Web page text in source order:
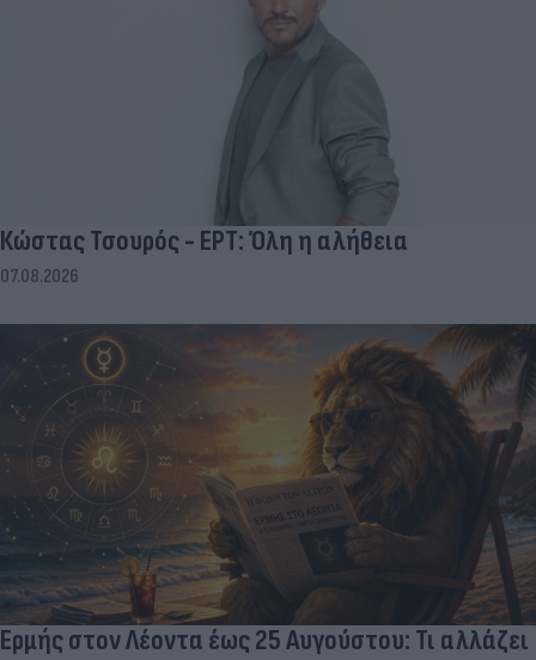
Κώστας Τσουρός - ΕΡΤ: Όλη η αλήθεια
07.08.2026
Ερμής στον Λέοντα έως 25 Αυγούστου: Τι αλλάζει
στις επικοινωνίες για τα 12 ζώδια